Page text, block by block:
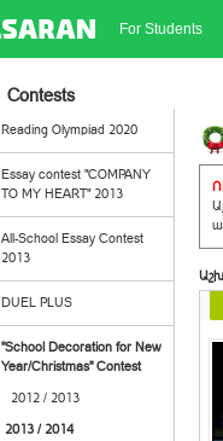
For Students
Contests
Reading Olympiad 2020
Essay contest "COMPANY
TO MY HEART" 2013
All-School Essay Contest
2013
DUEL PLUS
"School Decoration for New
Year/Christmas" Contest
2012 / 2013
2013 / 2014